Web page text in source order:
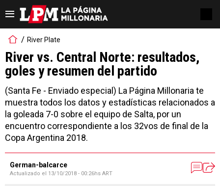
River Plate
River vs. Central Norte: resultados,
goles y resumen del partido
(Santa Fe - Enviado especial) La Página Millonaria te
muestra todos los datos y estadísticas relacionados a
la goleada 7-0 sobre el equipo de Salta, por un
encuentro correspondiente a los 32vos de final de la
Copa Argentina 2018.
German-balcarce
Actualizado el 13/10/2018 - 00:26hs ART